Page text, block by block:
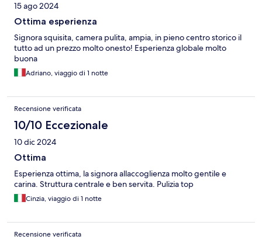
15 ago 2024
Ottima esperienza
Signora squisita, camera pulita, ampia, in pieno centro storico il
tutto ad un prezzo molto onesto! Esperienza globale molto
buona
Adriano, viaggio di 1 notte
Recensione verificata
10/10 Eccezionale
10 dic 2024
Ottima
Esperienza ottima, la signora allaccoglienza molto gentile e
carina. Struttura centrale e ben servita. Pulizia top
Cinzia, viaggio di 1 notte
Recensione verificata